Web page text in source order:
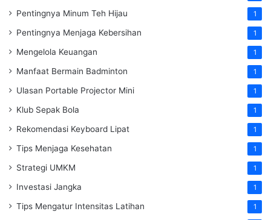
Pentingnya Minum Teh Hijau 1
Pentingnya Menjaga Kebersihan 1
Mengelola Keuangan 1
Manfaat Bermain Badminton 1
Ulasan Portable Projector Mini 1
Klub Sepak Bola 1
Rekomendasi Keyboard Lipat 1
Tips Menjaga Kesehatan 1
Strategi UMKM 1
Investasi Jangka 1
Tips Mengatur Intensitas Latihan 1